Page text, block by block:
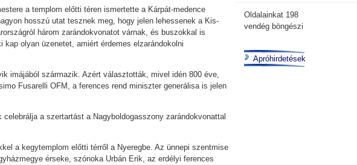
a templom előtti téren ismertette a Kárpát-medence
hosszú utat tesznek meg, hogy jelen lehessenek a Kis-
három zarándokvonatot várnak, és buszokkal is
olyan üzenetet, amiért érdemes elzarándokolni
imájából származik. Azért választották, mivel idén 800 éve,
Fusarelli OFM, a ferences rend miniszter generálisa is jelen
a szertartást a Nagyboldogasszony zarándokvonattal
a kegytemplom előtti térről a Nyeregbe. Az ünnepi szentmise
érseke, szónoka Urbán Erik, az erdélyi ferences
Oldalainkat 198
vendég böngészi
Apróhirdetések